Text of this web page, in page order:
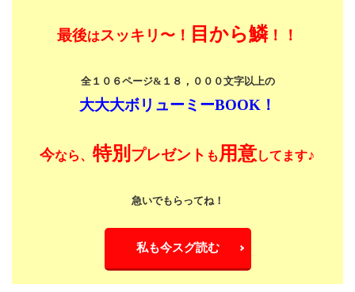
最後はスッキリ〜！ 目から鱗！！
全１０６ページ&１８，０００文字以上の
大大大ボリューミーBOOK！
今なら、 特別 プレゼント も 用意してます♪
急いでもらってね！
私も今スグ読む